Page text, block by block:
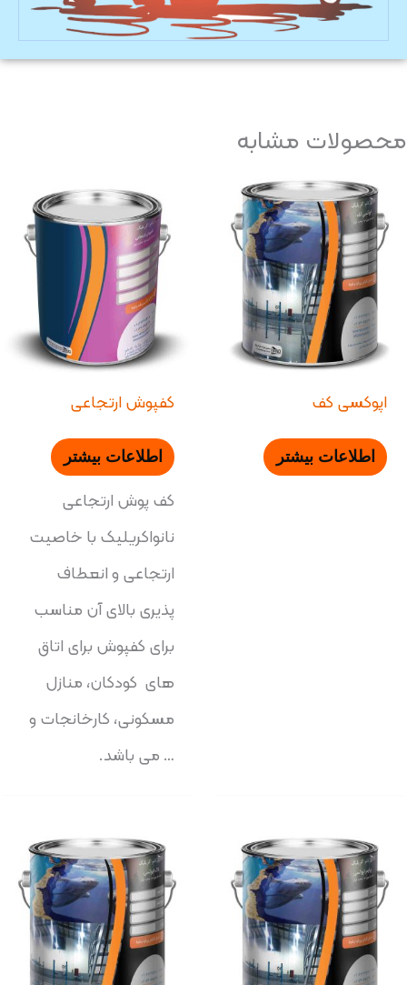
محصولات مشابه
اپوکسی کف
اطلاعات بیشتر
کفپوش ارتجاعی
اطلاعات بیشتر
کف پوش ارتجاعی
نانواکریلیک با خاصیت
ارتجاعی و انعطاف
پذیری بالای آن مناسب
برای کفپوش برای اتاق
های کودکان، منازل
مسکونی، کارخانجات و
… می باشد.